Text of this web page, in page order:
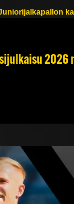
2026